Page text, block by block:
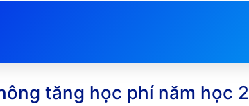
tăng học phí năm học